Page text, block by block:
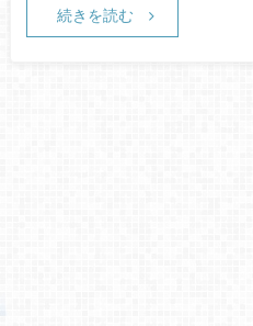
続きを読む